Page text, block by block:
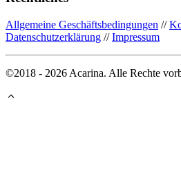
Allgemeine Geschäftsbedingungen //
Datenschutzerklärung //Impressum
©2018 - 2026 Acarina. Alle Rechte